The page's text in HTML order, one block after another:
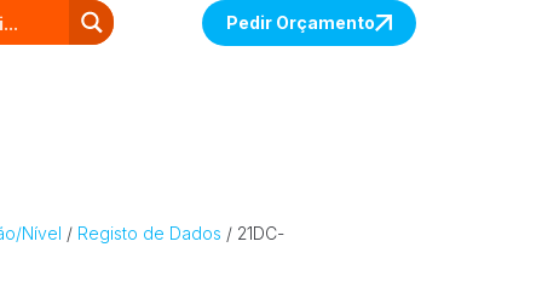
Pedir Orçamento
Nível / Registo de Dados / 21DC-